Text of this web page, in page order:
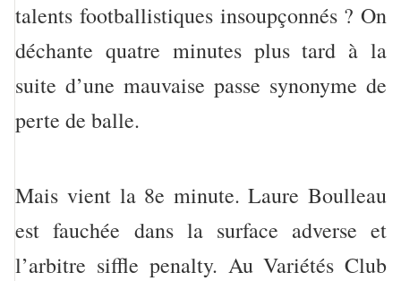
talents footballistiques insoupçonnés ? On
déchante quatre minutes plus tard à la
suite d’une mauvaise passe synonyme de
perte de balle.
Mais vient la 8e minute. Laure Boulleau
est fauchée dans la surface adverse et
l’arbitre siffle penalty. Au Variétés Club